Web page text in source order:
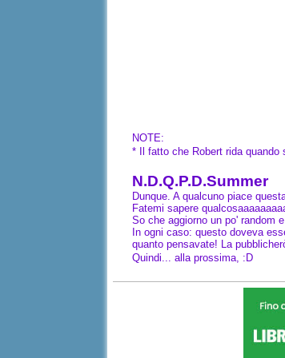
NOTE:
* Il fatto che Robert rida
N.D.Q.P.D.Summer
Dunque. A qualcuno piace
Fatemi sapere
So che aggiorno un po' random
In ogni caso: questo doveva
quanto pensavate! La
Quindi... alla prossima, :D